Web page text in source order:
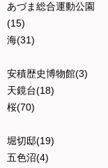
あづま総合運動公園
(15)
海(31)
安積歴史博物館(3)
天鏡台(18)
桜(70)
堀切邸(19)
五色沼(4)